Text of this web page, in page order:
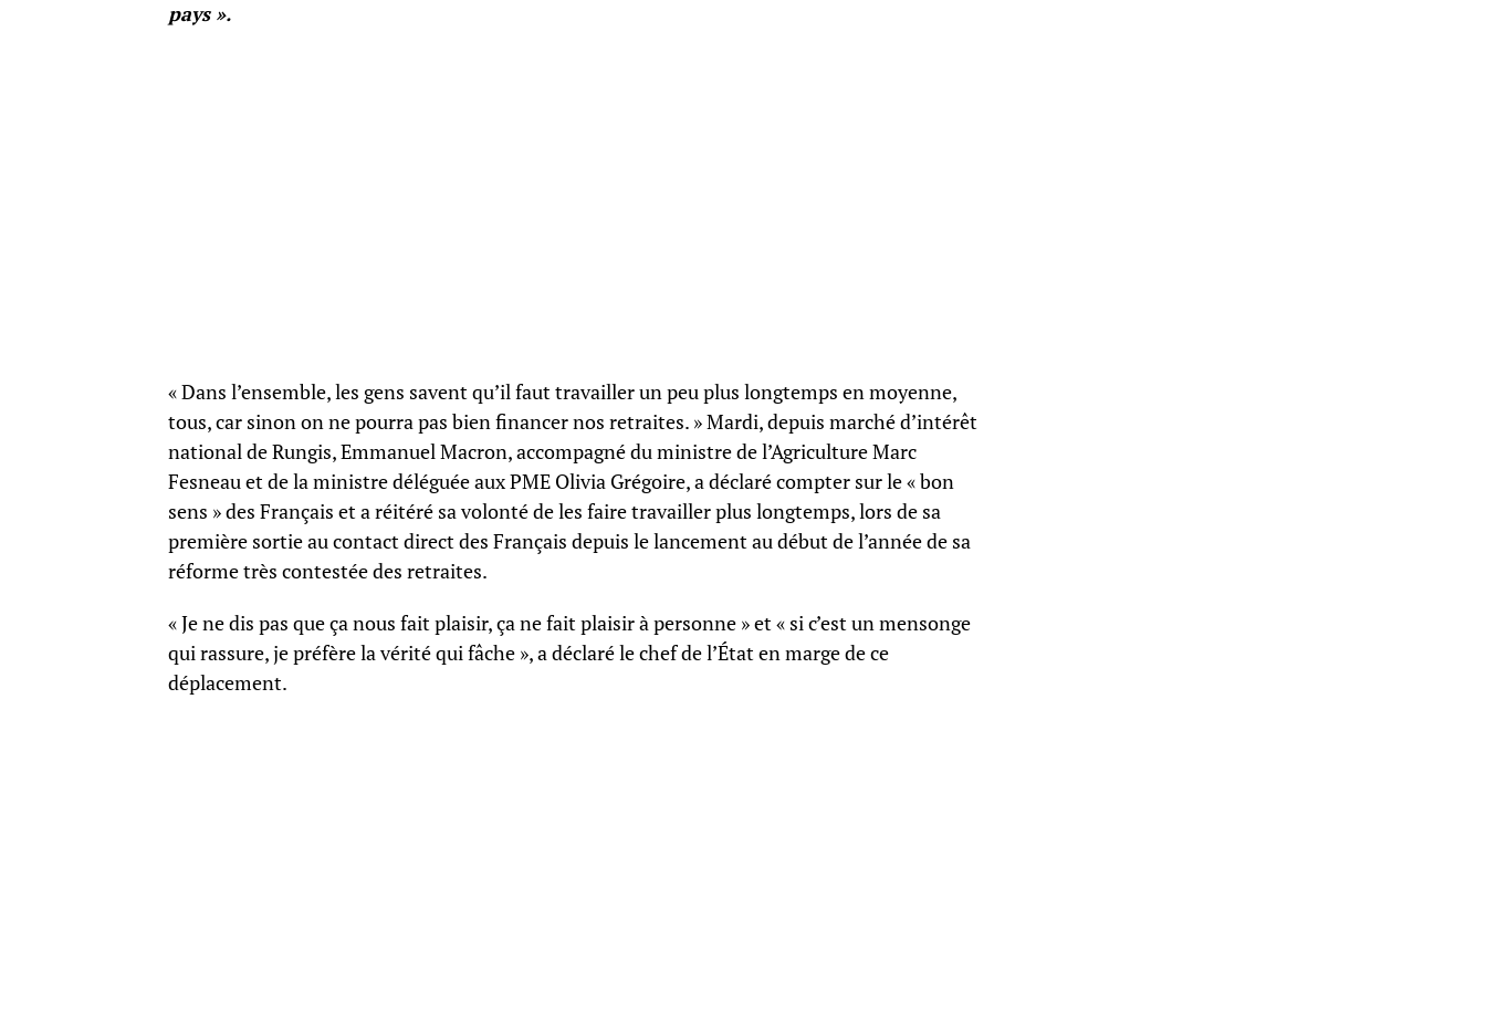
pays ».
« Dans l’ensemble, les gens savent qu’il faut travailler un peu plus longtemps en moyenne,
tous, car sinon on ne pourra pas bien financer nos retraites. » Mardi, depuis marché d’intérêt
national de Rungis, Emmanuel Macron, accompagné du ministre de l’Agriculture Marc
Fesneau et de la ministre déléguée aux PME Olivia Grégoire, a déclaré compter sur le « bon
sens » des Français et a réitéré sa volonté de les faire travailler plus longtemps, lors de sa
première sortie au contact direct des Français depuis le lancement au début de l’année de sa
réforme très contestée des retraites.
« Je ne dis pas que ça nous fait plaisir, ça ne fait plaisir à personne » et « si c’est un mensonge
qui rassure, je préfère la vérité qui fâche », a déclaré le chef de l’État en marge de ce
déplacement.